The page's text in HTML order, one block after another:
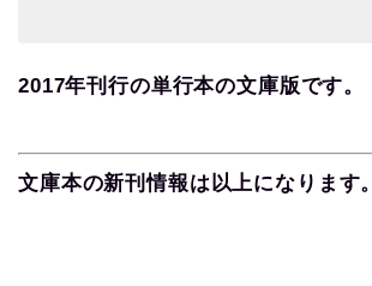
2017年刊行の単行本の文庫版です。
文庫本の新刊情報は以上になります。